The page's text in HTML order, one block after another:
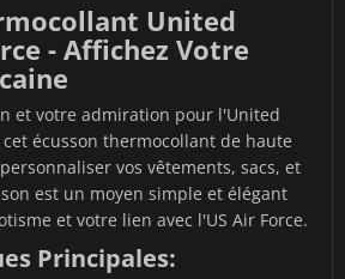
United
- Affichez Votre
et votre admiration pour l'United
cet écusson thermocollant de haute
vos vêtements, sacs, et
est un moyen simple et élégant
et votre lien avec l'US Air Force.
Principales: